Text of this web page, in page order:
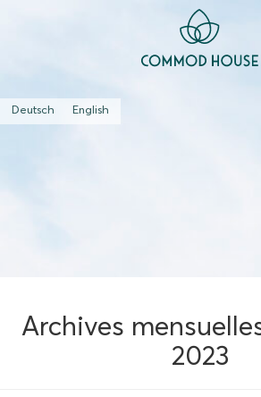
Deutsch English
Archives
2023